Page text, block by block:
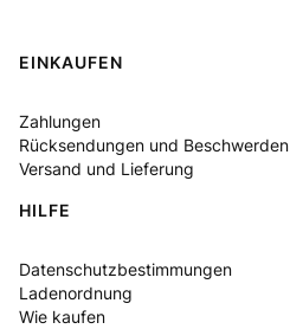
Fußzeilenmenü
EINKAUFEN
Zahlungen
Rücksendungen und Beschwerden
Versand und Lieferung
HILFE
Datenschutzbestimmungen
Ladenordnung
Wie kaufen